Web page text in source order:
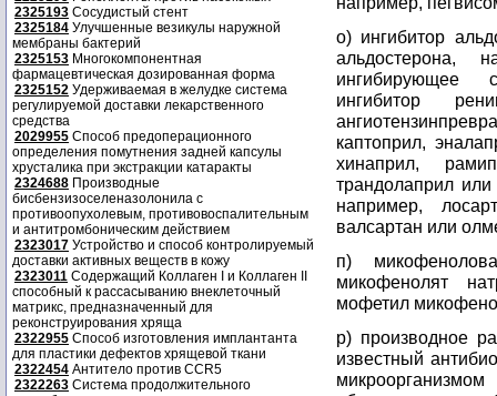
2325193 Сосудистый стент
2325184 Улучшенные везикулы наружной
мембраны бактерий
2325153 Многокомпонентная
фармацевтическая дозированная форма
2325152 Удерживаемая в желудке система
регулируемой доставки лекарственного
средства
2029955 Способ предоперационного
определения помутнения задней капсулы
хрусталика при экстракции катаракты
2324688 Производные
бисбензизоселеназолонила с
противоопухолевым, противовоспалительным
и антитромбоническим действием
2323017 Устройство и способ контролируемый
доставки активных веществ в кожу
2323011 Содержащий Коллаген I и Коллаген II
способный к рассасыванию внеклеточный
матрикс, предназначенный для
реконструирования хряща
2322955 Способ изготовления имплантанта
для пластики дефектов хрящевой ткани
2322454 Антитело против CCR5
2322263 Система продолжительного
о) ингибитор
альдостерона,
ингибирующее
ингибитор
каптоприл,
хинаприл,
трандолаприл
например,
валсартан или
п)
микофенолят
мофетил
р) производное
известный